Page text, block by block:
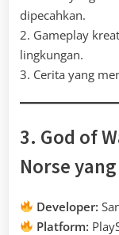
dipecahkan.
2. Gameplay
lingkungan.
3. Cerita yang
3. God of
Norse
Developer:
Platform: